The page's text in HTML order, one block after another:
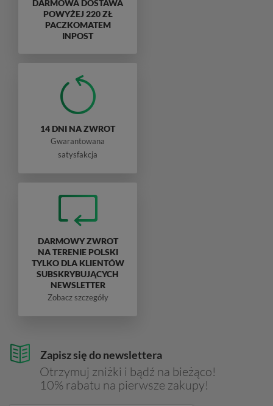
Zapisz się do newslettera
Otrzymuj zniżki i bądź na bieżąco!
10% rabatu na pierwsze zakupy!
DARMOWA DOSTAWA
POWYŻEJ 220 ZŁ
PACZKOMATEM
INPOST
14 DNI NA ZWROT
Gwarantowana
satysfakcja
DARMOWY ZWROT
NA TERENIE POLSKI
TYLKO DLA KLIENTÓW
SUBSKRYBUJĄCYCH
NEWSLETTER
Zobacz szczegóły